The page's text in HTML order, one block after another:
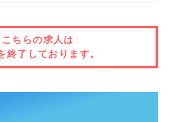
こちらの求人は
終了しております。